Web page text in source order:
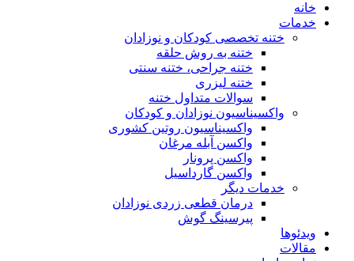
خانه
خدمات
ختنه تخصصی کودکان و نوزادان
ختنه به روش حلقه
ختنه جراحی، ختنه سنتی
ختنه لیزری
سوالات متداول ختنه
واکسیناسیون نوزادان و کودکان
واکسیناسیون روتین کشوری
واکسن آبله مرغان
واکسن پرونار
واکسن گارداسیل
خدمات دیگر
درمان قطعی زردی نوزادان
پیرسینگ گوش
ویدئوها
مقالات